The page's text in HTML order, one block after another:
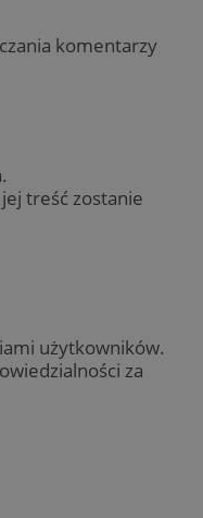
komentarzy
treść zostanie
użytkowników.
za